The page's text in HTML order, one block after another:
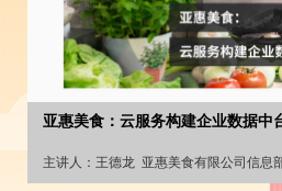
亚惠美食：云服务构建企业数据中
主讲人： 王德龙 亚惠美食有限公司信息